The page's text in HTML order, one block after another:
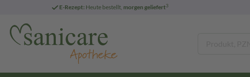
E-Rezept: Heute bestellt, morgen geliefert3